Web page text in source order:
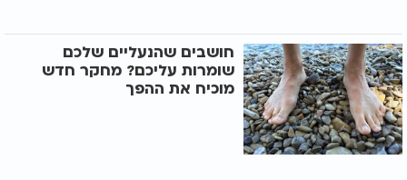
חושבים שהנעליים שלכם
שומרות עליכם? מחקר חדש
מוכיח את ההפך